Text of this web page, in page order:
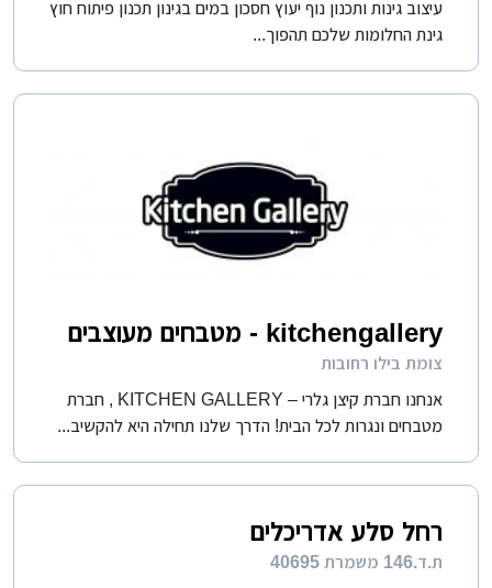
עיצוב גינות ותכנון נוף יעוץ חסכון במים בגינון תכנון פיתוח חוץ
גינת החלומות שלכם תהפוך...
kitchengallery - מטבחים מעוצבים
צומת בילו רחובות
אנחנו חברת קיצן גלרי – KITCHEN GALLERY , חברת
מטבחים ונגרות לכל הבית! הדרך שלנו תחילה היא להקשיב...
רחל סלע אדריכלים
ת.ד.146 משמרת 40695